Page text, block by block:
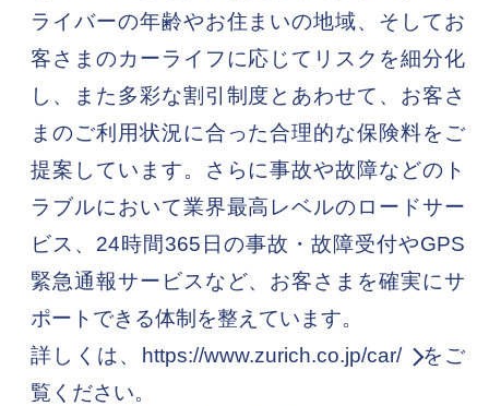
ライバーの年齢やお住まいの地域、そしてお
客さまのカーライフに応じてリスクを細分化
し、また多彩な割引制度とあわせて、お客さ
まのご利用状況に合った合理的な保険料をご
提案しています。さらに事故や故障などのト
ラブルにおいて業界最高レベルのロードサー
ビス、24時間365日の事故・故障受付やGPS
緊急通報サービスなど、お客さまを確実にサ
ポートできる体制を整えています。
詳しくは、
https://www.zurich.co.jp/car/
をご
覧ください。